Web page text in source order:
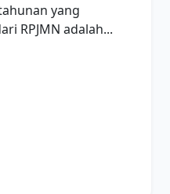
yang
RPJMN adalah...